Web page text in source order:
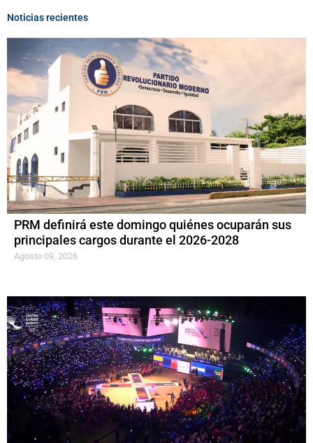
Noticias recientes
PRM definirá este domingo quiénes ocuparán sus
principales cargos durante el 2026-2028
Agosto 09, 2026